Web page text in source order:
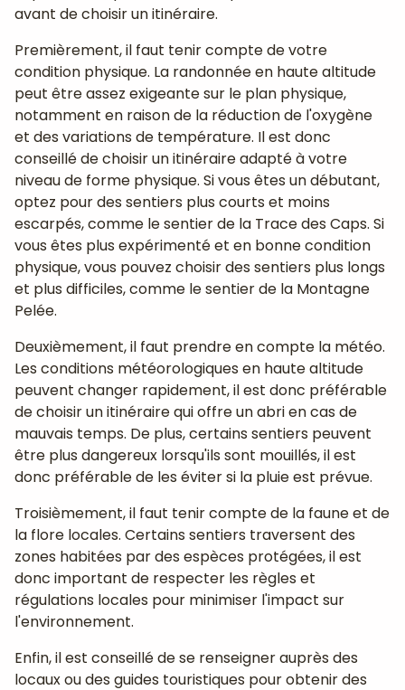
avant de choisir un itinéraire.
Premièrement, il faut tenir compte de votre
condition physique. La randonnée en haute altitude
peut être assez exigeante sur le plan physique,
notamment en raison de la réduction de l'oxygène
et des variations de température. Il est donc
conseillé de choisir un itinéraire adapté à votre
niveau de forme physique. Si vous êtes un débutant,
optez pour des sentiers plus courts et moins
escarpés, comme le sentier de la Trace des Caps. Si
vous êtes plus expérimenté et en bonne condition
physique, vous pouvez choisir des sentiers plus longs
et plus difficiles, comme le sentier de la Montagne
Pelée.
Deuxièmement, il faut prendre en compte la météo.
Les conditions météorologiques en haute altitude
peuvent changer rapidement, il est donc préférable
de choisir un itinéraire qui offre un abri en cas de
mauvais temps. De plus, certains sentiers peuvent
être plus dangereux lorsqu'ils sont mouillés, il est
donc préférable de les éviter si la pluie est prévue.
Troisièmement, il faut tenir compte de la faune et de
la flore locales. Certains sentiers traversent des
zones habitées par des espèces protégées, il est
donc important de respecter les règles et
régulations locales pour minimiser l'impact sur
l'environnement.
Enfin, il est conseillé de se renseigner auprès des
locaux ou des guides touristiques pour obtenir des